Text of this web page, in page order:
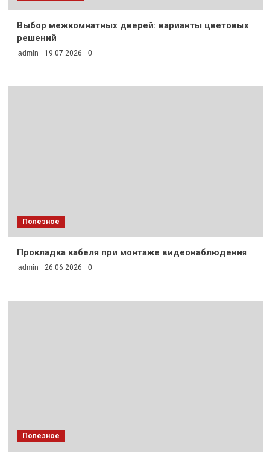
Выбор межкомнатных дверей: варианты цветовых
решений
admin 19.07.2026 0
Полезное
Прокладка кабеля при монтаже видеонаблюдения
admin 26.06.2026 0
Полезное